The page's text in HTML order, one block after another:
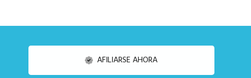
AFILIARSE AHORA